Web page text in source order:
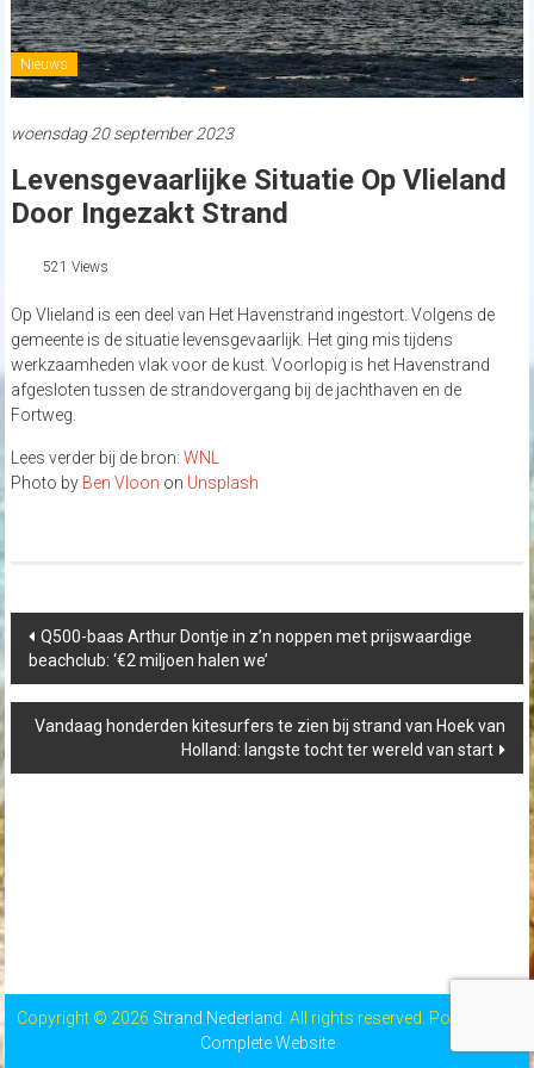
Nieuws
woensdag 20 september 2023
Levensgevaarlijke Situatie Op Vlieland
Door Ingezakt Strand
521 Views
Op Vlieland is een deel van Het Havenstrand ingestort. Volgens de
gemeente is de situatie levensgevaarlijk. Het ging mis tijdens
werkzaamheden vlak voor de kust. Voorlopig is het Havenstrand
afgesloten tussen de strandovergang bij de jachthaven en de
Fortweg.
Lees verder bij de bron: WNL
Photo by Ben Vloon on Unsplash
navigation
Q500-baas Arthur Dontje in z’n noppen met prijswaardige
beachclub: ‘€2 miljoen halen we’
Vandaag honderden kitesurfers te zien bij strand van Hoek van
Holland: langste tocht ter wereld van start
Copyright © 2026 Strand Nederland . All rights reserved. Powered by
Complete Website